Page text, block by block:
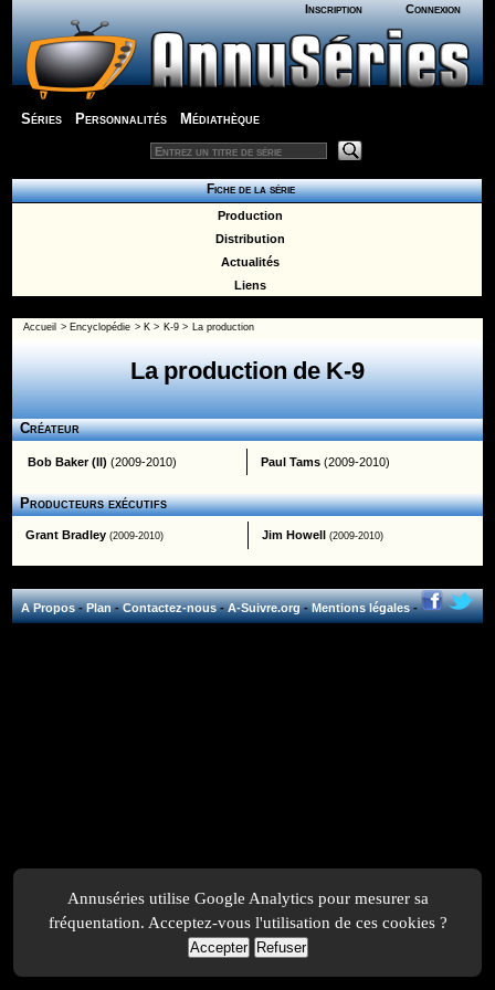
Inscription Connexion
Séries Personnalités Médiathèque
Fiche de la série
Production
Distribution
Actualités
Liens
Accueil > Encyclopédie > K > K-9> La production
La production de K-9
Créateur
Bob Baker (II) (2009-2010) Paul Tams (2009-2010)
Producteurs exécutifs
Grant Bradley (2009-2010) Jim Howell (2009-2010)
A Propos-Plan-Contactez-nous-A-Suivre.org-Mentions légales-
Annuséries utilise Google Analytics pour mesurer sa
fréquentation. Acceptez-vous l'utilisation de ces cookies ?
Accepter Refuser